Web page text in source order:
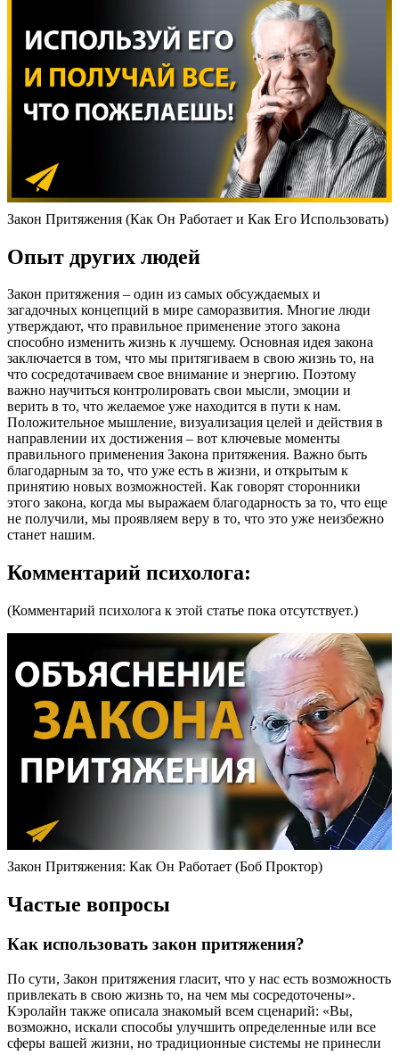
Закон Притяжения (Как Он Работает и Как Его Использовать)
Опыт других людей
Закон притяжения – один из самых обсуждаемых и
загадочных концепций в мире саморазвития. Многие люди
утверждают, что правильное применение этого закона
способно изменить жизнь к лучшему. Основная идея закона
заключается в том, что мы притягиваем в свою жизнь то, на
что сосредотачиваем свое внимание и энергию. Поэтому
важно научиться контролировать свои мысли, эмоции и
верить в то, что желаемое уже находится в пути к нам.
Положительное мышление, визуализация целей и действия в
направлении их достижения – вот ключевые моменты
правильного применения Закона притяжения. Важно быть
благодарным за то, что уже есть в жизни, и открытым к
принятию новых возможностей. Как говорят сторонники
этого закона, когда мы выражаем благодарность за то, что еще
не получили, мы проявляем веру в то, что это уже неизбежно
станет нашим.
Комментарий психолога:
(Комментарий психолога к этой статье пока отсутствует.)
Закон Притяжения: Как Он Работает (Боб Проктор)
Частые вопросы
Как использовать закон притяжения?
По сути, Закон притяжения гласит, что у нас есть возможность
привлекать в свою жизнь то, на чем мы сосредоточены».
Кэролайн также описала знакомый всем сценарий: «Вы,
возможно, искали способы улучшить определенные или все
сферы вашей жизни, но традиционные системы не принесли